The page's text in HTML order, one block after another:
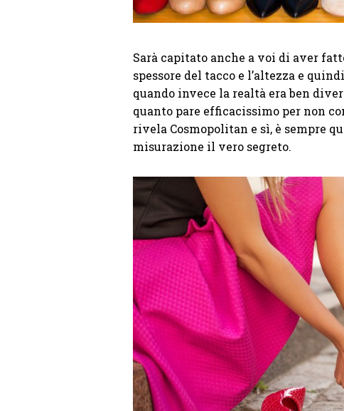
Sarà capitato anche a voi di aver
spessore del tacco e l’altezza e
quando invece la realtà era ben
quanto pare efficacissimo per non
rivela Cosmopolitan e sì, è sempre
misurazione il vero segreto.